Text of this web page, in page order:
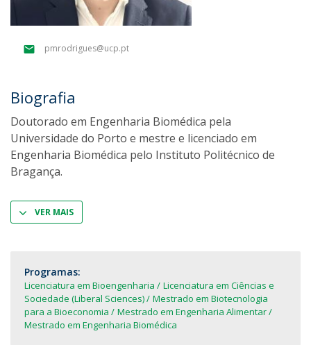
pmrodrigues@ucp.pt
Biografia
Doutorado em Engenharia Biomédica pela
Universidade do Porto e mestre e licenciado em
Engenharia Biomédica pelo Instituto Politécnico de
Bragança.
VER MAIS
Programas:
Licenciatura em Bioengenharia
Licenciatura em Ciências e
Sociedade (Liberal Sciences)
Mestrado em Biotecnologia
para a Bioeconomia
Mestrado em Engenharia Alimentar
Mestrado em Engenharia Biomédica